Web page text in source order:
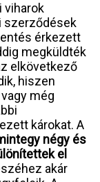
viharok
szerződések
érkezett
megküldték
elkövetkező
hiszen
még
károkat. A
négy és
el
akár